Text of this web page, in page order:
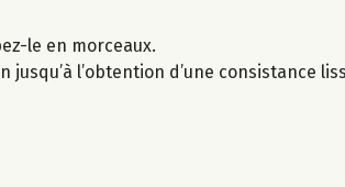
le en morceaux.
l’obtention d’une consistance